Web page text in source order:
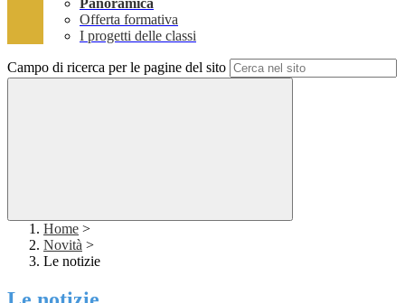
Panoramica
Offerta formativa
I progetti delle classi
Campo di ricerca per le pagine del sito
Home >
Novità >
Le notizie